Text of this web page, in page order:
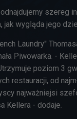
szereg
jak wygląda jego
Laundry"
Piwowarka. -
poziom 3
restauracji, od
najważniejsi
Kellera - dodaje.